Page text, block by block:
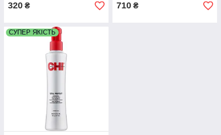
320 ₴ 710 ₴
СУПЕР ЯКІСТЬ